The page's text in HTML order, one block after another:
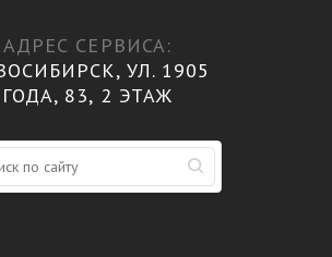
АДРЕС СЕРВИСА:
УЛ. 1905
ГОДА, 83, 2 ЭТАЖ